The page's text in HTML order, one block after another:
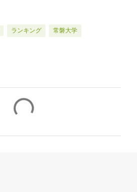
ランキング 常磐大学